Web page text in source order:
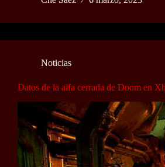
Noticias
Datos de la alfa cerrada de Doom en